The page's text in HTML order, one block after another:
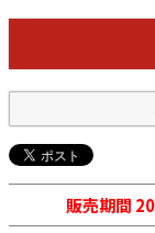
販売期間